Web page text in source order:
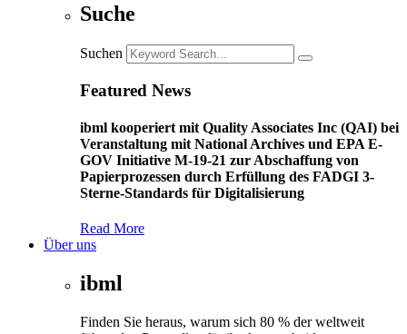
Suche
Suchen
Featured News
ibml kooperiert mit Quality Associates Inc (QAI) bei
Veranstaltung mit National Archives und EPA E-
GOV Initiative M-19-21 zur Abschaffung von
Papierprozessen durch Erfüllung des FADGI 3-
Sterne-Standards für Digitalisierung
Read More
Über uns
ibml
Finden Sie heraus, warum sich 80 % der weltweit